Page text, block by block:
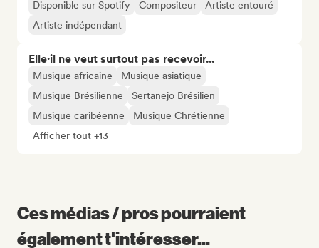
Disponible sur Spotify Compositeur
Artiste entouré
Artiste indépendant
Elle·il ne veut surtout pas recevoir...
Musique africaine
Musique asiatique
Musique Brésilienne
Sertanejo Brésilien
Musique caribéenne
Musique Chrétienne
Afficher tout +13
Ces médias / pros pourraient
également t'intéresser...